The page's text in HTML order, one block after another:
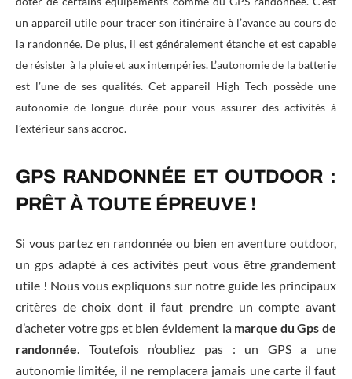
un appareil utile pour tracer son itinéraire à l’avance au cours de
la randonnée. De plus, il est généralement étanche et est capable
de résister à la pluie et aux intempéries. L’autonomie de la batterie
est l’une de ses qualités. Cet appareil High Tech possède une
autonomie de longue durée pour vous assurer des activités à
l’extérieur sans accroc.
GPS RANDONNÉE ET OUTDOOR :
PRÊT À TOUTE ÉPREUVE !
Si vous partez en randonnée ou bien en aventure outdoor,
un gps adapté à ces activités peut vous être grandement
utile ! Nous vous expliquons sur notre guide les principaux
critères de choix dont il faut prendre un compte avant
d’acheter votre gps et bien évidement la marque du Gps de
randonnée. Toutefois n’oubliez pas : un GPS a une
autonomie limitée, il ne remplacera jamais une carte il faut